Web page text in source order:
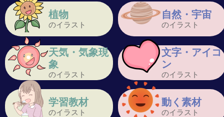
植物
のイラスト
自然・宇宙
のイラスト
天気・気象現
象
のイラスト
文字・アイコ
ン
のイラスト
学習教材
のイラスト
動く素材
のイラスト